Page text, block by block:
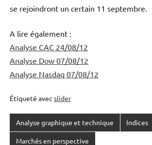
se rejoindront un certain 11 septembre.
A lire également :
Analyse CAC 24/08/12
Analyse Dow 07/08/12
Analyse Nasdaq 07/08/12
Étiqueté avec slider
Analyse graphique et technique Indices
Marchés en perspective